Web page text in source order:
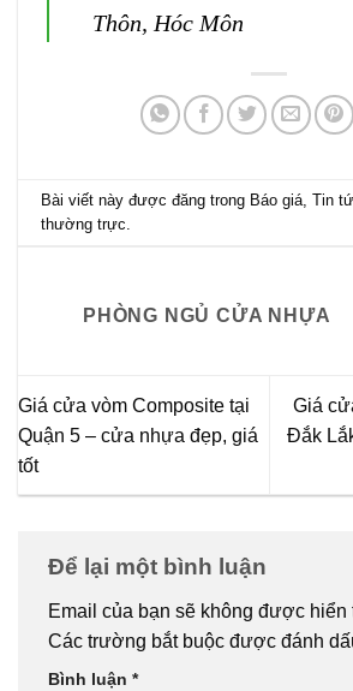
Thôn, Hóc Môn
Bài viết này được đăng trong Báo giá ,Tin
thường trực
PHÒNG NGỦ CỬA NHỰA
Giá cửa vòm Composite tại
Quận 5 – cửa nhựa đẹp, giá
tốt
Giá
Đắk
Để lại một bình luận
Email của bạn sẽ không được hiển
Các trường bắt buộc được đánh
Bình luận *